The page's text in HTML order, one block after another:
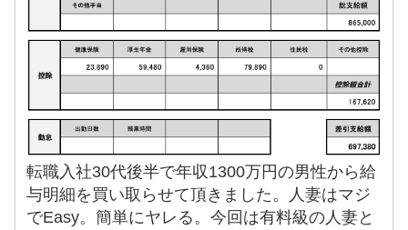
転職入社30代後半で年収1300万円の男性から給
与明細を買い取らせて頂きました。人妻はマジ
でEasy。簡単にヤレる。今回は有料級の人妻と